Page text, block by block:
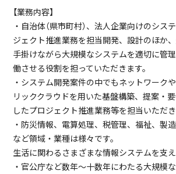
【業務内容】
・自治体（県市町村）、法人企業向けのシス
ジェクト推進業務を担当開発、設計のほか
手掛けながら大規模なシステムを適切に管
働させる役割を担っていただきます。
・システム開発案件の中でもネットワーク
リッククラウドを用いた基盤構築、提案・
したプロジェクト推進業務等を担当いただき
・防災情報、電算処理、税管理、福祉、製
など領域・業種は様々です。
生活に関わるさまざまな情報システムを支え
・官公庁など数年～十数年にわたる大規模